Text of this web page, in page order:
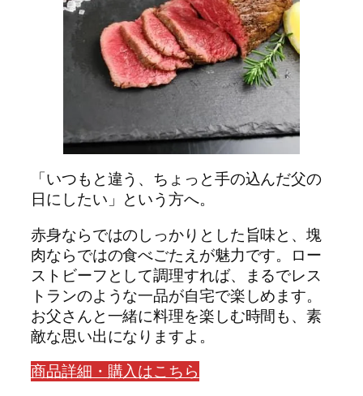
「いつもと違う、ちょっと手の込んだ父の
日にしたい」という方へ。
赤身ならではのしっかりとした旨味と、塊
肉ならではの食べごたえが魅力です。ロー
ストビーフとして調理すれば、まるでレス
トランのような一品が自宅で楽しめます。
お父さんと一緒に料理を楽しむ時間も、素
敵な思い出になりますよ。
商品詳細・購入はこちら